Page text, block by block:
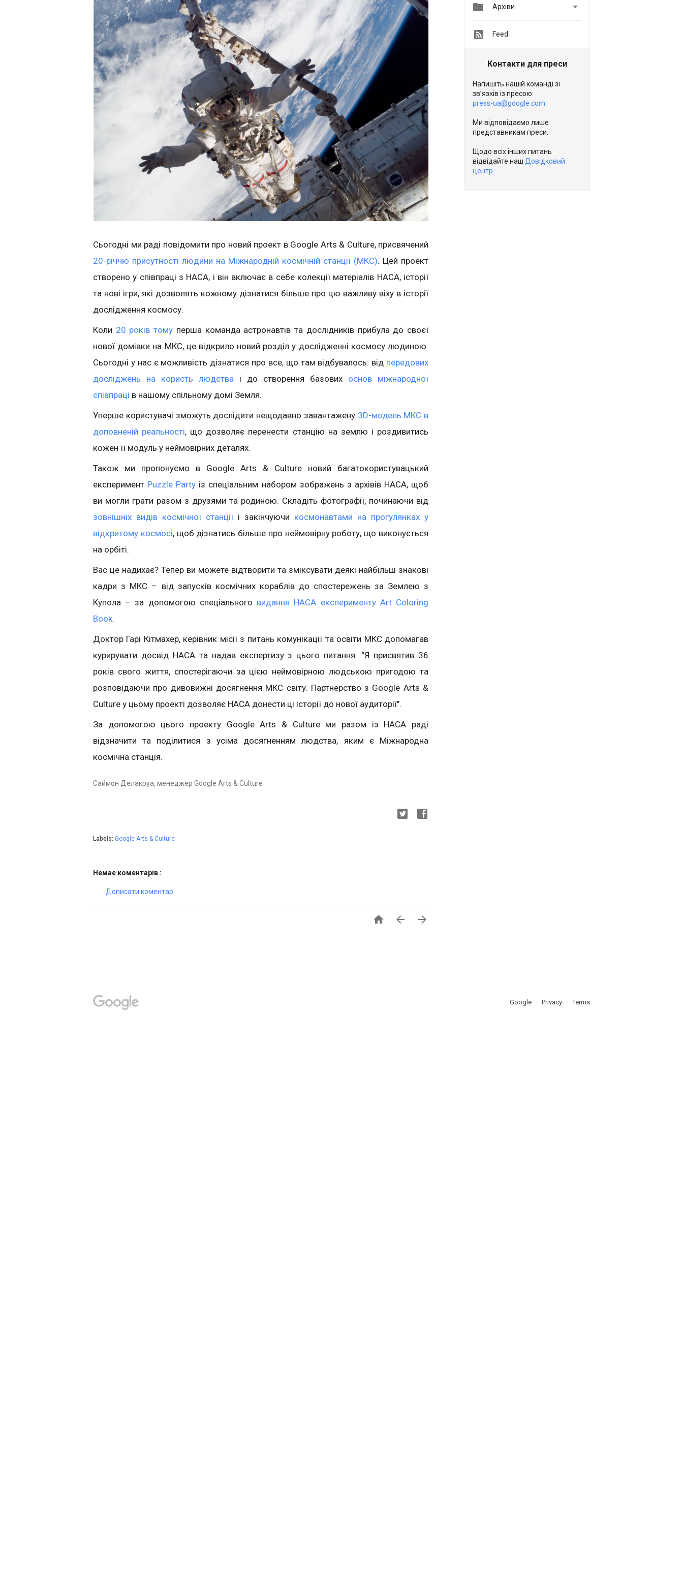
Сьогодні ми раді повідомити про новий проект в Google Arts & Culture, присвячений
20-річчю присутності людини на Міжнародній космічній станції (МКС). Цей проект
створено у співпраці з НАСА, і він включає в себе колекції матеріалів НАСА, історії
та нові ігри, які дозволять кожному дізнатися більше про цю важливу віху в історії
дослідження космосу.
Коли 20 років тому перша команда астронавтів та дослідників прибула до своєї
нової домівки на МКС, це відкрило новий розділ у дослідженні космосу людиною.
Сьогодні у нас є можливість дізнатися про все, що там відбувалось: від передових
досліджень на користь людства і до створення базових основ міжнародної
співпраці в нашому спільному домі Земля.
Уперше користувачі зможуть дослідити нещодавно завантажену 3D-модель МКС в
доповненій реальності, що дозволяє перенести станцію на землю і роздивитись
кожен її модуль у неймовірних деталях.
Також ми пропонуємо в Google Arts & Culture новий багатокористувацький
експеримент Puzzle Party із спеціальним набором зображень з архівів НАСА, щоб
ви могли грати разом з друзями та родиною. Складіть фотографії, починаючи від
зовнішніх видів космічної станції і закінчуючи космонавтами на прогулянках у
відкритому космосі, щоб дізнатись більше про неймовірну роботу, що виконується
на орбіті.
Вас це надихає? Тепер ви можете відтворити та зміксувати деякі найбільш знакові
кадри з МКС – від запусків космічних кораблів до спостережень за Землею з
Купола – за допомогою спеціального видання НАСА експерименту Art Coloring
Book.
Доктор Гарі Кітмахер, керівник місії з питань комунікації та освіти МКС допомагав
курирувати досвід НАСА та надав експертизу з цього питання. “Я присвятив 36
років свого життя, спостерігаючи за цією неймовірною людською пригодою та
розповідаючи про дивовижні досягнення МКС світу. Партнерство з Google Arts &
Culture у цьому проекті дозволяє НАСА донести ці історії до нової аудиторії".
За допомогою цього проекту Google Arts & Culture ми разом із НАСА раді
відзначити та поділитися з усіма досягненням людства, яким є Міжнародна
космічна станція.
Саймон Делакруа, менеджер Google Arts & Culture
Labels: Google Arts & Culture
Немає коментарів :
Дописати коментар
  
 Архіви 
Feed
Контакти для преси
Напишіть нашій команді зі
зв’язків із пресою:
press-ua@google.com
Ми відповідаємо лише
представникам преси.
Щодо всіх інших питань
відвідайте наш Довідковий
центр
Google Privacy Terms